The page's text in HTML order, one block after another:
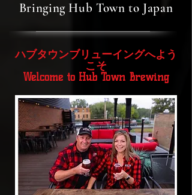
Bringing Hub Town to Japan
ハブタウンブリューイングへよう
こそ
Welcome to Hub Town Brewing